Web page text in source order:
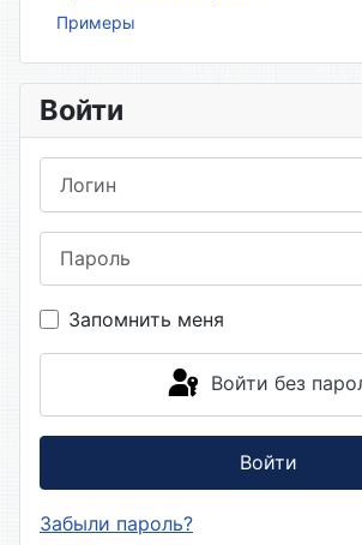
Примеры
Войти
Запомнить меня
Войти без
Войти
Забыли пароль?